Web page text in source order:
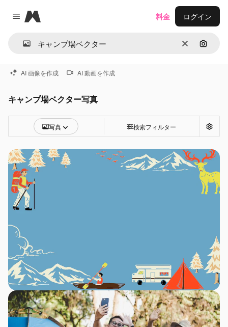
Close menu
Magnific
消去 画像で
料金 ログイン
AI 画像を作成 AI 動画を作成
キャンプ場ベクター写真
写真 検索フィルター